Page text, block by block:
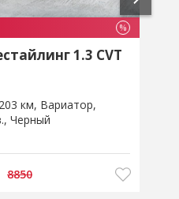
%
1.8 MT (140
км Механическая